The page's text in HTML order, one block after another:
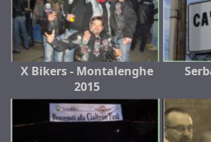
X Bikers - Montalenghe
2015